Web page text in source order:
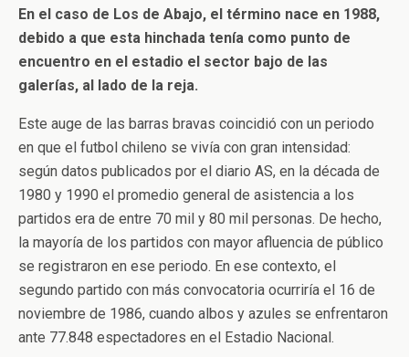
En el caso de Los de Abajo, el término nace en 1988,
debido a que esta hinchada tenía como punto de
encuentro en el estadio el sector bajo de las
galerías, al lado de la reja.
Este auge de las barras bravas coincidió con un periodo
en que el futbol chileno se vivía con gran intensidad:
según datos publicados por el diario AS, en la década de
1980 y 1990 el promedio general de asistencia a los
partidos era de entre 70 mil y 80 mil personas. De hecho,
la mayoría de los partidos con mayor afluencia de público
se registraron en ese periodo. En ese contexto, el
segundo partido con más convocatoria ocurriría el 16 de
noviembre de 1986, cuando albos y azules se enfrentaron
ante 77.848 espectadores en el Estadio Nacional.